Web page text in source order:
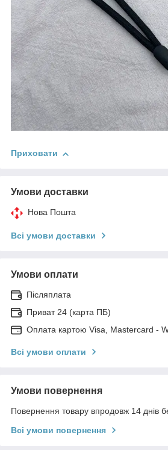
Приховати
Умови доставки
Нова Пошта
Всі умови доставки
Умови оплати
Післяплата
Приват 24 (карта ПБ)
Оплата картою Visa, Mastercard -
Всі умови оплати
Умови повернення
Повернення товару впродовж 14 днів
Всі умови повернення